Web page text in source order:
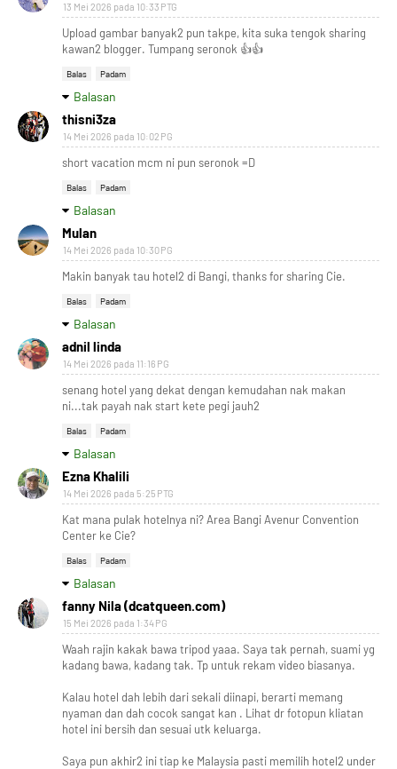
13 Mei 2026 pada 10:33 PTG
Upload gambar banyak2 pun takpe, kita suka tengok sharing
kawan2 blogger. Tumpang seronok 👍👍
Balas Padam
Balasan
thisni3za
14 Mei 2026 pada 10:02 PG
short vacation mcm ni pun seronok =D
Balas Padam
Balasan
Mulan
14 Mei 2026 pada 10:30 PG
Makin banyak tau hotel2 di Bangi, thanks for sharing Cie.
Balas Padam
Balasan
adnil linda
14 Mei 2026 pada 11:16 PG
senang hotel yang dekat dengan kemudahan nak makan
ni...tak payah nak start kete pegi jauh2
Balas Padam
Balasan
Ezna Khalili
14 Mei 2026 pada 5:25 PTG
Kat mana pulak hotelnya ni? Area Bangi Avenur Convention
Center ke Cie?
Balas Padam
Balasan
fanny Nila (dcatqueen.com)
15 Mei 2026 pada 1:34 PG
Waah rajin kakak bawa tripod yaaa. Saya tak pernah, suami yg
kadang bawa, kadang tak. Tp untuk rekam video biasanya.
Kalau hotel dah lebih dari sekali diinapi, berarti memang
nyaman dan dah cocok sangat kan . Lihat dr fotopun kliatan
hotel ini bersih dan sesuai utk keluarga.
Saya pun akhir2 ini tiap ke Malaysia pasti memilih hotel2 under